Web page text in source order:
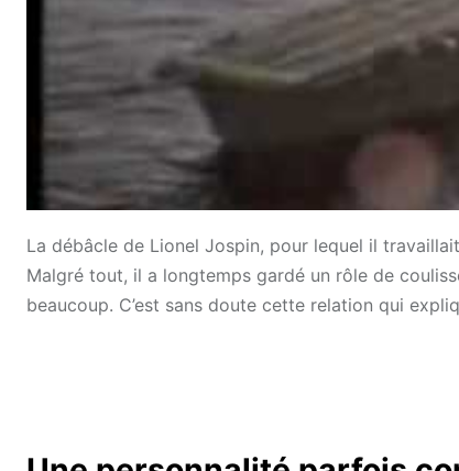
La débâcle de Lionel Jospin, pour lequel il
Malgré tout, il a longtemps gardé un rôle de
beaucoup. C’est sans doute cette relation qui